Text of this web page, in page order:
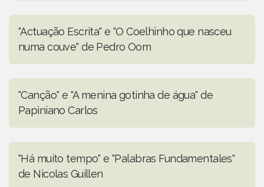
"Actuação Escrita" e "O Coelhinho que nasceu
numa couve" de Pedro Oom
"Canção" e "A menina gotinha de água" de
Papiniano Carlos
"Há muito tempo" e "Palabras Fundamentales"
de Nicolas Guillen